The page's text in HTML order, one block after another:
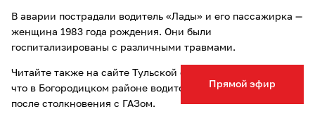
Прямой эфир
В аварии пострадали водитель «Лады» и его пассажирка —
женщина 1983 года рождения. Они были
госпитализированы с различными травмами.
Читайте также на сайте Тульской службы новостей о том,
что в Богородицком районе водитель Toyotaскончался
после столкновения с ГАЗом.